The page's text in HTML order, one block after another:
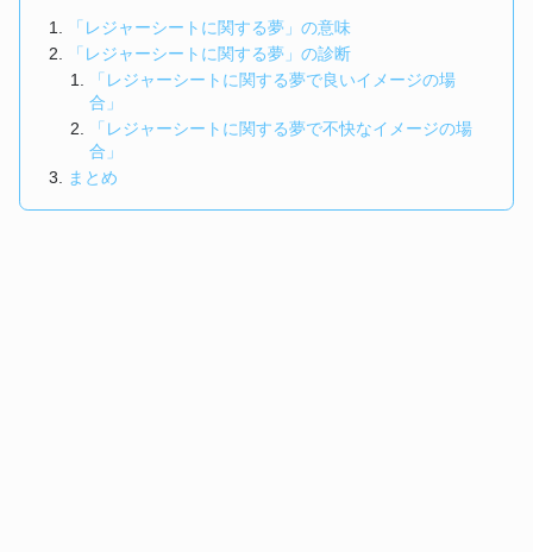
「レジャーシートに関する夢」の意味
「レジャーシートに関する夢」の診断
「レジャーシートに関する夢で良いイメージの場
合」
「レジャーシートに関する夢で不快なイメージの場
合」
まとめ